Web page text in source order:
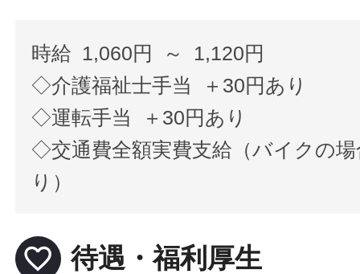
時給 1,060円 ～ 1,120円
◇介護福祉士手当 ＋30円あり
◇運転手当 ＋30円あり
◇交通費全額実費支給（バイクの
り）
favorite_border 待遇・福利厚生